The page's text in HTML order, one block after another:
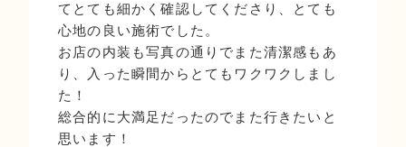
てとても細かく確認してくださり、とても
心地の良い施術でした。
お店の内装も写真の通りでまた清潔感もあ
り、入った瞬間からとてもワクワクしまし
た！
総合的に大満足だったのでまた行きたいと
思います！